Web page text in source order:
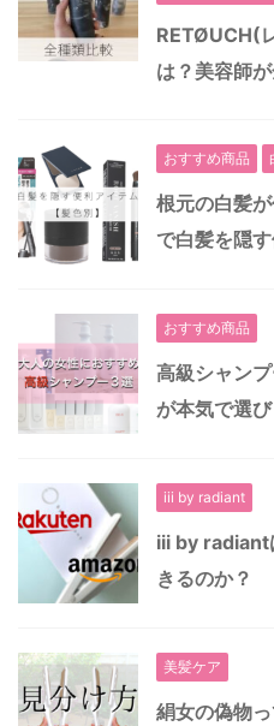
RETØUCH(
は？美容師
おすすめ商品
根元の白髪
で白髪を隠す
おすすめ商品
高級シャン
が本気で選び
iii by radiant
iii by radiant
きるのか？
美髪ケア
絹女の偽物